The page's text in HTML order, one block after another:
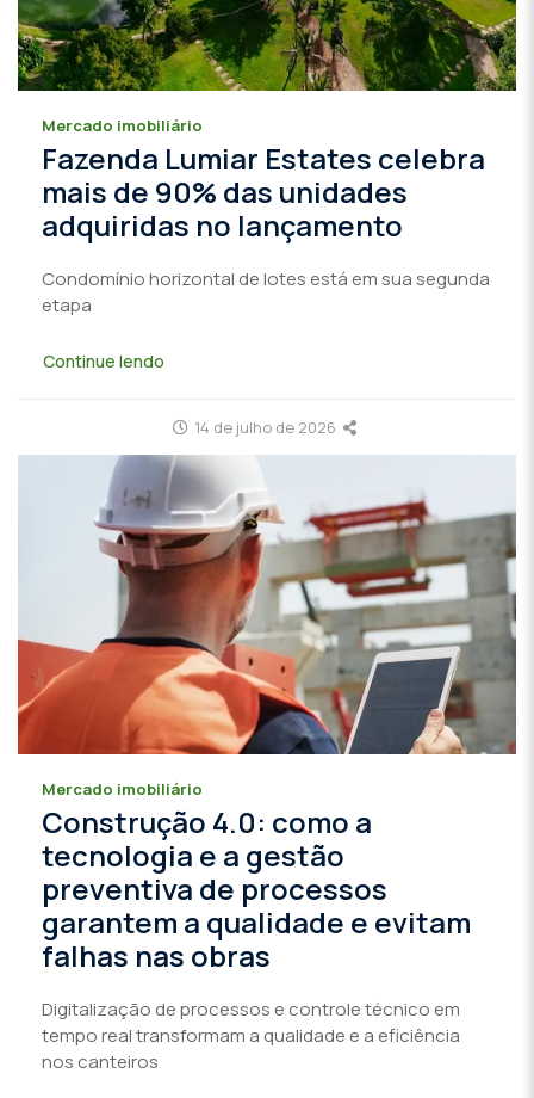
Mercado imobiliário
Fazenda Lumiar Estates celebra
mais de 90% das unidades
adquiridas no lançamento
Condomínio horizontal de lotes está em sua segunda
etapa
Continue lendo
14 de julho de 2026
Mercado imobiliário
Construção 4.0: como a
tecnologia e a gestão
preventiva de processos
garantem a qualidade e evitam
falhas nas obras
Digitalização de processos e controle técnico em
tempo real transformam a qualidade e a eficiência
nos canteiros